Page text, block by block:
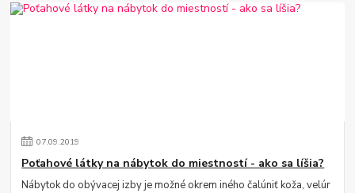
07.09.2019
Poťahové látky na nábytok do miestností - ako sa líšia?
Nábytok do obývacej izby je možné okrem iného čalúniť koža, velúr